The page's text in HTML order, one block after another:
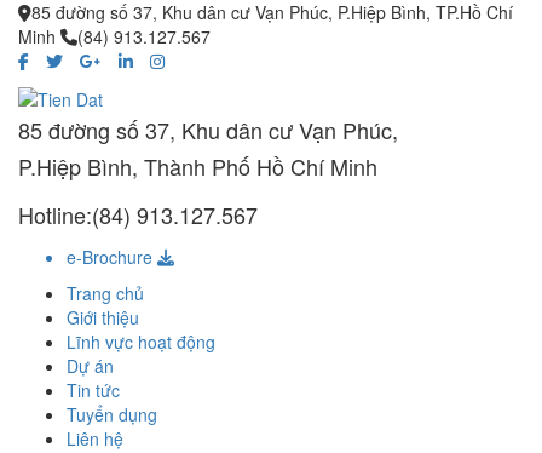
85 đường số 37, Khu dân cư Vạn Phúc, P.Hiệp Bình, TP.Hồ Chí
Minh
(84) 913.127.567
85 đường số 37, Khu dân cư Vạn Phúc,
P.Hiệp Bình, Thành Phố Hồ Chí Minh
Hotline:(84) 913.127.567
e-Brochure
Trang chủ
Giới thiệu
Lĩnh vực hoạt động
Dự án
Tin tức
Tuyển dụng
Liên hệ